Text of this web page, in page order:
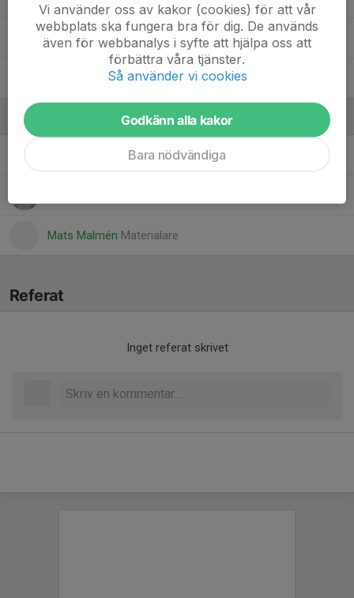
3. Vilmer Enquist
4. Wiggo Rosén
Ledare
Fredrik HallbergAllt i allo
Mats Malmén Materialare
Referat
Inget referat skrivet
Vi använder oss av kakor (cookies) för att vår
webbplats ska fungera bra för dig. De används
även för webbanalys i syfte att hjälpa oss att
förbättra våra tjänster.
Så använder vi cookies
Godkänn alla kakor
Bara nödvändiga